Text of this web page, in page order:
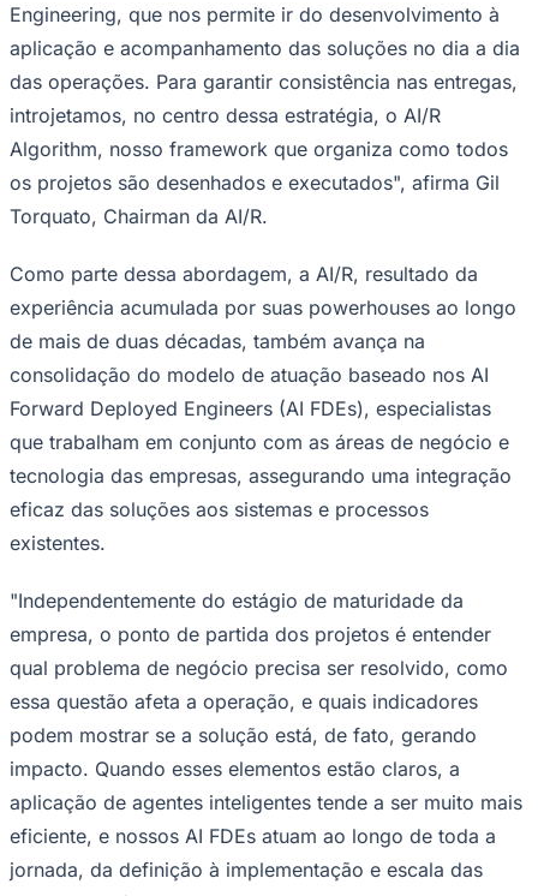
NBB
Competições de Futebol
Brasileirão Série A
Brasileirão Série B
Paulistão
Libertadores
Sul-Americana
Premier League
La Liga
Bundesliga
Mundial 2026
Times - Ir direto
Engineering, que nos permite ir do desenvolvimento à
aplicação e acompanhamento das soluções no dia a dia
das operações. Para garantir consistência nas entregas,
introjetamos, no centro dessa estratégia, o AI/R
Algorithm, nosso framework que organiza como todos
os projetos são desenhados e executados", afirma Gil
Torquato, Chairman da AI/R.
Como parte dessa abordagem, a AI/R, resultado da
experiência acumulada por suas powerhouses ao longo
de mais de duas décadas, também avança na
consolidação do modelo de atuação baseado nos AI
Forward Deployed Engineers (AI FDEs), especialistas
que trabalham em conjunto com as áreas de negócio e
tecnologia das empresas, assegurando uma integração
eficaz das soluções aos sistemas e processos
existentes.
"Independentemente do estágio de maturidade da
empresa, o ponto de partida dos projetos é entender
qual problema de negócio precisa ser resolvido, como
essa questão afeta a operação, e quais indicadores
podem mostrar se a solução está, de fato, gerando
impacto. Quando esses elementos estão claros, a
aplicação de agentes inteligentes tende a ser muito mais
eficiente, e nossos AI FDEs atuam ao longo de toda a
jornada, da definição à implementação e escala das